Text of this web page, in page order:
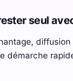
seul
diffusion
démarche